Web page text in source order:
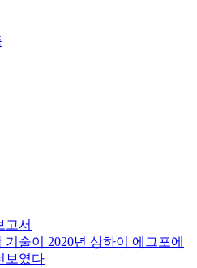
고서
술이 2020년 상하이 에그포에
보였다